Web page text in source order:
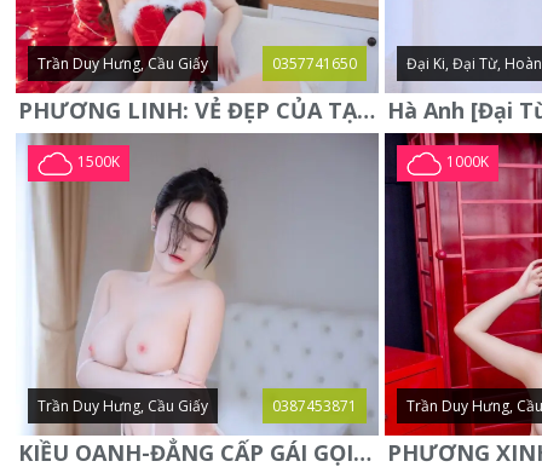
Trần Duy Hưng, Cầu Giấy 0357741650
PHƯƠNG LINH: VẺ ĐẸP CỦA TẠO HÓA, XINH ĐẸP, SEXY, QUYỄN RŨ
Đại Ki, Đại Từ,
1500K
Trần Duy Hưng, Cầu Giấy 0387453871
KIỀU OANH-ĐẲNG CẤP GÁI GỌI XINH SANG-NGOAN NGOÃN
1000K
Trần Duy Hưng,